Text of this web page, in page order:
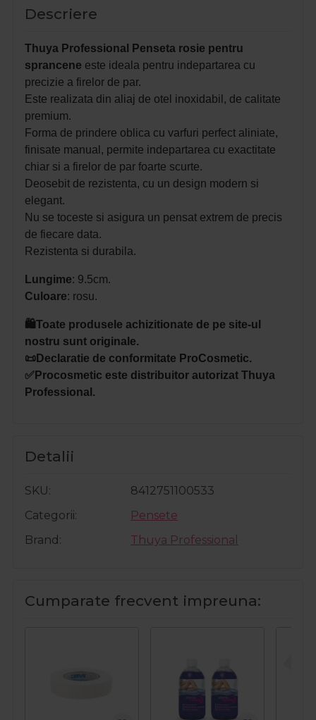
Descriere
Thuya Professional Penseta rosie pentru
sprancene este ideala pentru indepartarea cu
precizie a firelor de par.
Este realizata din aliaj de otel inoxidabil, de calitate
premium.
Forma de prindere oblica cu varfuri perfect aliniate,
finisate manual, permite indepartarea cu exactitate
chiar si a firelor de par foarte scurte.
Deosebit de rezistenta, cu un design modern si
elegant.
Nu se toceste si asigura un pensat extrem de precis
de fiecare data.
Rezistenta si durabila.
Lungime: 9.5cm.
Culoare: rosu.
🛍️Toate produsele achizitionate de pe site-ul
nostru sunt originale.
📜Declaratie de conformitate ProCosmetic.
✅Procosmetic este distribuitor autorizat Thuya
Professional.
Detalii
SKU
8412751100533
Categorii
Pensete
Brand
Thuya Professional
Cumparate frecvent impreuna: